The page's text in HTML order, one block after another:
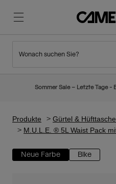
Neuigkeiten
Trinkrucksäcke
Wandern
Weg mit Wegwerfartikel
Wonach suchen Sie?
Sommer Sale – Letzte Tage -
Produkte
Gürtel &
M.U.L.E. ® 5L Waist Pack
Neue Farbe Bike